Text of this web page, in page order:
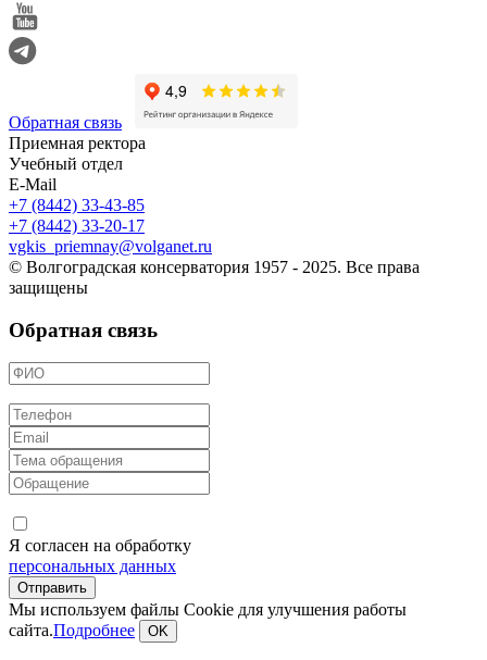
Обратная связь
Приемная ректора
Учебный отдел
E-Mail
+7 (8442) 33-43-85
+7 (8442) 33-20-17
vgkis_priemnay@volganet.ru
© Волгоградская консерватория 1957 - 2025. Все права
защищены
Обратная связь
Я согласен на обработку
персональных данных
Мы используем файлы Cookie для улучшения работы
сайта.Подробнее OK